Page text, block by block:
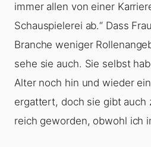
immer allen von einer
Schauspielerei ab.“ Dass
Branche weniger
sehe sie auch. Sie selbst
Alter noch hin und wieder
ergattert, doch sie gibt auch
reich geworden, obwohl ich